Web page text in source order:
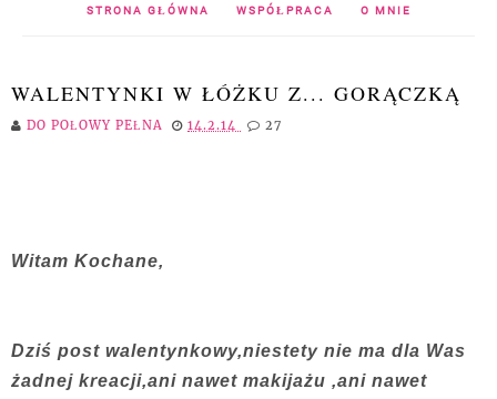
STRONA GŁÓWNA WSPÓŁPRACA O MNIE
WALENTYNKI W ŁÓŻKU Z... GORĄCZKĄ
DO POŁOWY PEŁNA 14.2.14 27
Witam Kochane,
Dziś post walentynkowy,niestety nie ma dla Was
żadnej kreacji,ani nawet makijażu ,ani nawet